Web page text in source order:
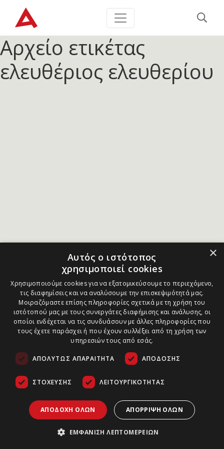
Αρχείο ετικέτας
ελευθέριος ελευθερίου
×
Αυτός ο ιστότοπος
χρησιμοποιεί cookies
Χρησιμοποιούμε cookies για να εξατομικεύσουμε το περιεχόμενο,
τις διαφημίσεις και να αναλύσουμε την επισκεψιμότητά μας.
Μοιραζόμαστε επίσης πληροφορίες σχετικά με τη χρήση του
ιστότοπού μας με τους συνεργάτες διαφήμισης και ανάλυσης, οι
οποίοι ενδέχεται να τις συνδυάσουν με άλλες πληροφορίες που
τους έχετε παράσχει ή που έχουν συλλέξει από τη χρήση των
υπηρεσιών τους από εσάς.
ΑΠΟΛΎΤΩΣ ΑΠΑΡΑΊΤΗΤΑ ΑΠΌΔΟΣΗΣ
ΣΤΌΧΕΥΣΗΣ ΛΕΙΤΟΥΡΓΙΚΌΤΗΤΑΣ
ΑΠΟΔΟΧΉ ΌΛΩΝ ΑΠΌΡΡΙΨΗ ΌΛΩΝ
ΕΜΦΆΝΙΣΗ ΛΕΠΤΟΜΕΡΕΙΏΝ